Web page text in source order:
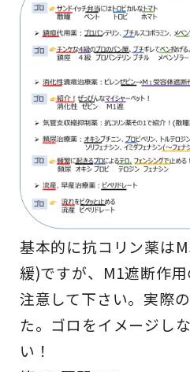
基本的に抗コリン薬は
緩)ですが、M1遮断作
注意して下さい。実際
た。ゴロをイメージし
い！